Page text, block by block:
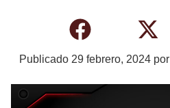
Publicado 29 febrero, 2024por